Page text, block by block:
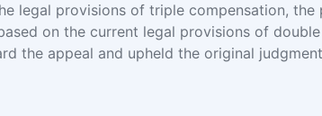
legal provisions of triple compensation,
on the current legal provisions of
the appeal and upheld the original